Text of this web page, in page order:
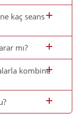
kaç seans
mı?
kombine